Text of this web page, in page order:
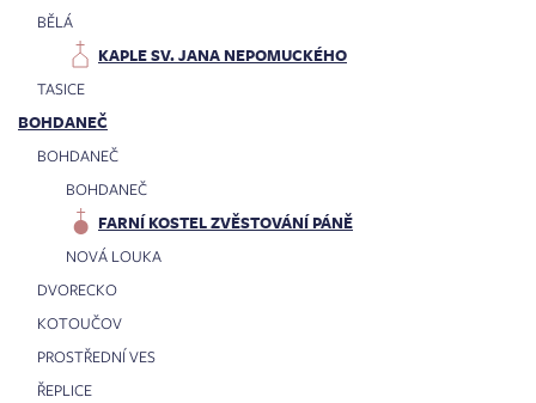
BĚLÁ
KAPLE SV. JANA NEPOMUCKÉHO
TASICE
BOHDANEČ
BOHDANEČ
BOHDANEČ
FARNÍ KOSTEL ZVĚSTOVÁNÍ PÁNĚ
NOVÁ LOUKA
DVORECKO
KOTOUČOV
PROSTŘEDNÍ VES
ŘEPLICE